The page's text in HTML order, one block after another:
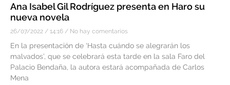
Ana Isabel Gil Rodríguez presenta en Haro su
nueva novela
26/07/2022 14:16 No hay comentarios
En la presentación de ‘Hasta cuándo se alegrarán los
malvados’, que se celebrará esta tarde en la sala Faro del
Palacio Bendaña, la autora estará acompañada de Carlos
Mena